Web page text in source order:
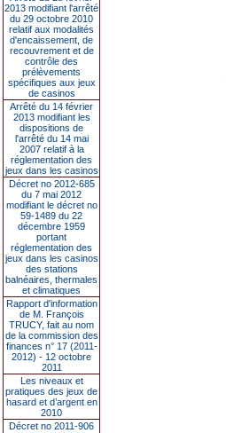
2013 modifiant l'arrêté
du 29 octobre 2010
relatif aux modalités
d'encaissement, de
recouvrement et de
contrôle des
prélèvements
spécifiques aux jeux
de casinos
Arrêté du 14 février
2013 modifiant les
dispositions de
l'arrêté du 14 mai
2007 relatif à la
réglementation des
jeux dans les casinos
Décret no 2012-685
du 7 mai 2012
modifiant le décret no
59-1489 du 22
décembre 1959
portant
réglementation des
jeux dans les casinos
des stations
balnéaires, thermales
et climatiques
Rapport d'information
de M. François
TRUCY, fait au nom
de la commission des
finances n° 17 (2011-
2012) - 12 octobre
2011
Les niveaux et
pratiques des jeux de
hasard et d’argent en
2010
Décret no 2011-906